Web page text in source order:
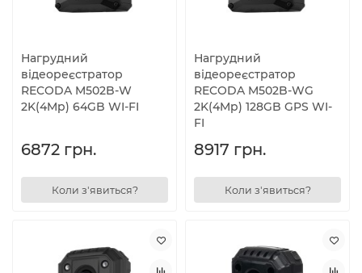
Нагрудний
відеореєстратор
RECODA M502B-W
2K(4Mp) 64GB WI-FI
6872 грн.
Коли з'явиться?
Нагрудний
відеореєстратор
RECODA M502B-WG
2K(4Mp) 128GB GPS WI-
FI
8917 грн.
Коли з'явиться?